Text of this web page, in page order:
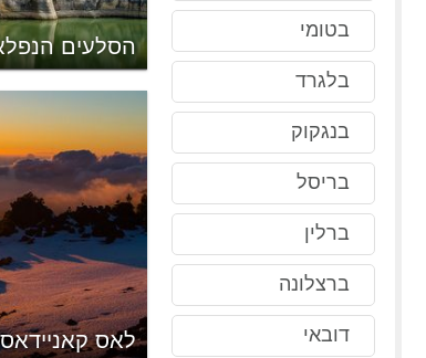
בטומי
בלגרד
בנגקוק
בריסל
ברלין
ברצלונה
דובאי
הסלעים
לאס קאניידאס
בלוגראדצ'יק
של קופנהגן